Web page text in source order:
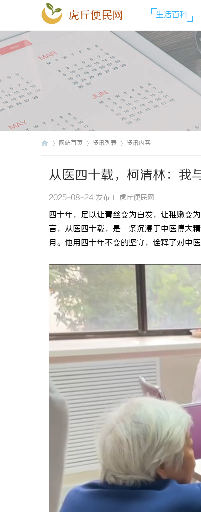
虎丘便民网 生活百科
网站首页 资讯列表 资讯内容
从医四十载，柯清林：我
2025-08-24 发布于 虎丘便民网
四十年，足以让青丝变为白发，让稚嫩变
言，从医四十载，是一条沉浸于中医博大
月。他用四十年不变的坚守，诠释了对中
2026 约克 IWE Home 水生态中央空调全
系列产品型号及核心参数汇总
从
动